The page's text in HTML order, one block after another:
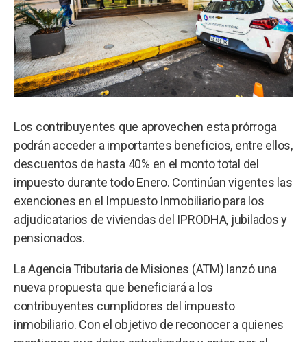
Los contribuyentes que aprovechen esta prórroga
podrán acceder a importantes beneficios, entre ellos,
descuentos de hasta 40% en el monto total del
impuesto durante todo Enero. Continúan vigentes las
exenciones en el Impuesto Inmobiliario para los
adjudicatarios de viviendas del IPRODHA, jubilados y
pensionados.
La Agencia Tributaria de Misiones (ATM) lanzó una
nueva propuesta que beneficiará a los
contribuyentes cumplidores del impuesto
inmobiliario. Con el objetivo de reconocer a quienes